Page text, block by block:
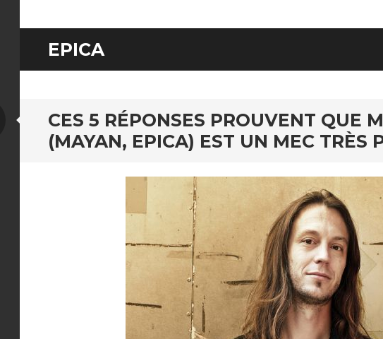
EPICA
CES 5 RÉPONSES PROUVENT QUE
(MAYAN, EPICA) EST UN MEC TRÈS
Par